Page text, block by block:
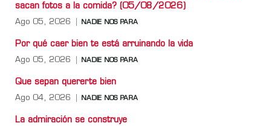
sacan fotos a la comida? (05/08/2026)
Ago 05, 2026 NADIE NOS PARA
Por qué caer bien te está arruinando la vida
Ago 05, 2026 NADIE NOS PARA
Que sepan quererte bien
Ago 04, 2026 NADIE NOS PARA
La admiración se construye